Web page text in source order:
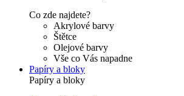
Co zde najdete?
Akrylové barvy
Štětce
Olejové barvy
Vše co Vás napadne
Papíry a bloky
Papíry a bloky